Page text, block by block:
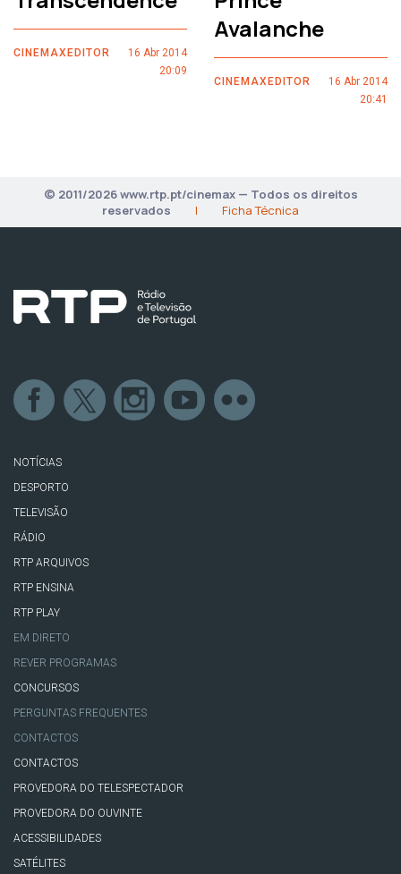
CINEMAXEDITOR
16 Abr 2014
20:09
Avalanche
CINEMAXEDITOR
16 Abr 2014
20:41
© 2011/2026 www.rtp.pt/cinemax — Todos os direitos
reservados
| Ficha Técnica
NOTÍCIAS
DESPORTO
TELEVISÃO
RÁDIO
RTP ARQUIVOS
RTP ENSINA
RTP PLAY
EM DIRETO
REVER PROGRAMAS
CONCURSOS
PERGUNTAS FREQUENTES
CONTACTOS
CONTACTOS
PROVEDORA DO TELESPECTADOR
PROVEDORA DO OUVINTE
ACESSIBILIDADES
SATÉLITES